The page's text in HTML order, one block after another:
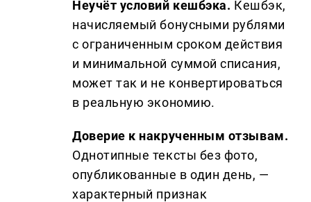
Неучёт условий кешбэка. Кешбэк,
начисляемый бонусными рублями
с ограниченным сроком действия
и минимальной суммой списания,
может так и не конвертироваться
в реальную экономию.
Доверие к накрученным отзывам.
Однотипные тексты без фото,
опубликованные в один день, —
характерный признак